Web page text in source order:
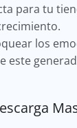
para tu
los
este